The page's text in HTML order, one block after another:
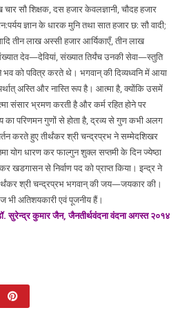
चार सौ शिक्षक, दस हजार केवलज्ञानी, चौदह हजार
ज्ञान के धारक मुनि तथा सात हजार छ: सौ वादी;
तीन लाख अस्सी हजार आर्यिकाएँ, तीन लाख
देव—देवियां, संख्यात तिर्यंच उनकी सेवा—स्तुति
को पवित्र करते थे। भगवान् की दिव्यध्वनि में आया
अस्ति और नास्ति रूप है। आत्मा है, क्योंकि उसमें
संसार भ्रमण करती है और कर्म रहित होने पर
का परिणमन गुणों से होता है, द्रव्य से गुण कभी अलग
करते हुए तीर्थंकर श्री चन्द्रप्रभ ने सम्मेदशिखर
योग धारण कर फाल्गुन शुक्ल सप्तमी के दिन ज्येष्ठा
खडगासन से निर्वाण पद को प्राप्त किया। इन्द्र ने
श्री चन्द्रप्रभ भगवान् की जय—जयकार की।
अतिशयकारी एवं पूजनीय हैं।
सुरेन्द्र कुमार जैन, जैनतीर्थवंदना वंदना अगस्त २०१४